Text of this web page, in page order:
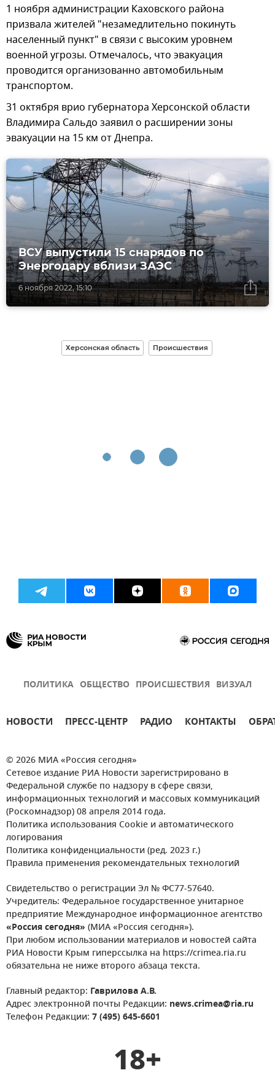
1 ноября администрации Каховского района
призвала жителей "незамедлительно покинуть
населенный пункт" в связи с высоким уровнем
военной угрозы. Отмечалось, что эвакуация
проводится организованно автомобильным
транспортом.
31 октября врио губернатора Херсонской области
Владимира Сальдо заявил о расширении зоны
эвакуации на 15 км от Днепра.
6 ноября 2022, 15:10
ВСУ выпустили 15 снарядов по
Энергодару вблизи ЗАЭС
Херсонская область Происшествия
ПОЛИТИКА ОБЩЕСТВО ПРОИСШЕСТВИЯ ВИЗУАЛ
НОВОСТИ ПРЕСС-ЦЕНТР РАДИО КОНТАКТЫ
© 2026 МИА «Россия сегодня»
Сетевое издание РИА Новости зарегистрировано в
Федеральной службе по надзору в сфере связи,
информационных технологий и массовых коммуникаций
(Роскомнадзор) 08 апреля 2014 года.
Политика использования Cookie и автоматического
логирования
Политика конфиденциальности (ред. 2023 г.)
Правила применения рекомендательных технологий
Свидетельство о регистрации Эл № ФС77-57640.
Учредитель: Федеральное государственное унитарное
предприятие Международное информационное агентство
«Россия сегодня» (МИА «Россия сегодня»).
При любом использовании материалов и новостей сайта
РИА Новости Крым гиперссылка на https://crimea.ria.ru
обязательна не ниже второго абзаца текста.
Главный редактор: Гаврилова А.В.
Адрес электронной почты Редакции: news.crimea@ria.ru
Телефон Редакции: 7 (495) 645-6601
18+